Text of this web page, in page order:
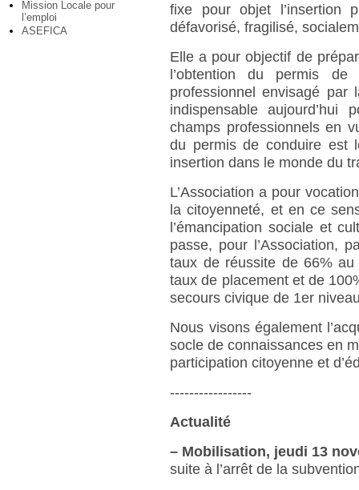
Mission Locale pour
l’emploi
ASEFICA
fixe pour objet l’insertion
défavorisé, fragilisé,
Elle a pour objectif de
l’obtention du permis
professionnel envisagé
indispensable
champs professionnels en
du permis de conduire est
insertion dans le monde du
L’Association a pour
la citoyenneté, et en ce
l’émancipation sociale et
passe, pour l’Association,
taux de réussite de 66%
taux de placement et de
secours civique de 1er
Nous visons également
socle de connaissances en
participation citoyenne et
-----------------
Actualité
– Mobilisation, jeudi 13
suite à l’arrêt de la